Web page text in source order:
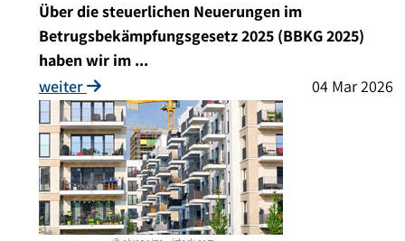
Über die steuerlichen Neuerungen im
Betrugsbekämpfungsgesetz 2025 (BBKG 2025)
haben wir im ...
weiter
04 Mar 2026